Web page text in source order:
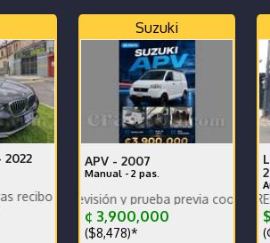
2022
mantenimiento full como nuevo
Suzuki
APV - 2007
Manual - 2 pas.
revisión y prueba previa coordinación.
¢ 3,900,000
($8,478)*
PRECIO EN DOLARES,